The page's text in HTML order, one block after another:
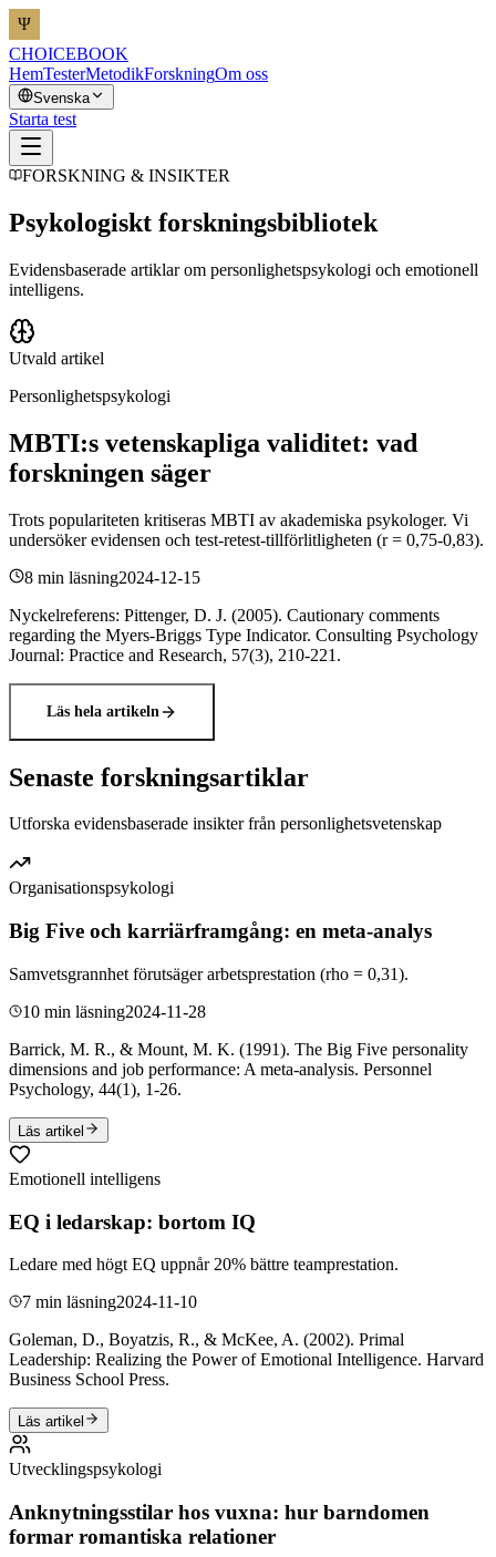
CHOICEBOOK
HemTesterMetodikForskningOm oss
Svenska
Starta test
FORSKNING & INSIKTER
Psykologiskt forskningsbibliotek
Evidensbaserade artiklar om personlighetspsykologi och emotionell
intelligens.
Utvald artikel
Personlighetspsykologi
MBTI:s vetenskapliga validitet: vad
forskningen säger
Trots populariteten kritiseras MBTI av akademiska psykologer. Vi
undersöker evidensen och test-retest-tillförlitligheten (r = 0,75-0,83).
8 min läsning2024-12-15
Nyckelreferens: Pittenger, D. J. (2005). Cautionary comments
regarding the Myers-Briggs Type Indicator. Consulting Psychology
Journal: Practice and Research, 57(3), 210-221.
Läs hela artikeln
Senaste forskningsartiklar
Utforska evidensbaserade insikter från personlighetsvetenskap
Organisationspsykologi
Big Five och karriärframgång: en meta-analys
Samvetsgrannhet förutsäger arbetsprestation (rho = 0,31).
10 min läsning2024-11-28
Barrick, M. R., & Mount, M. K. (1991). The Big Five personality
dimensions and job performance: A meta-analysis. Personnel
Psychology, 44(1), 1-26.
Läs artikel
Emotionell intelligens
EQ i ledarskap: bortom IQ
Ledare med högt EQ uppnår 20% bättre teamprestation.
7 min läsning2024-11-10
Goleman, D., Boyatzis, R., & McKee, A. (2002). Primal
Leadership: Realizing the Power of Emotional Intelligence. Harvard
Business School Press.
Läs artikel
Utvecklingspsykologi
Anknytningsstilar hos vuxna: hur barndomen
formar romantiska relationer